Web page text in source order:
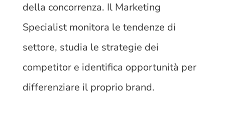
della concorrenza. Il Marketing
Specialist monitora le tendenze di
settore, studia le strategie dei
competitor e identifica opportunità per
differenziare il proprio brand.